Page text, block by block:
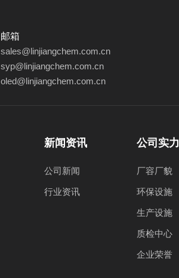
邮箱
sales@linjiangchem.com.cn
syp@linjiangchem.com.cn
oled@linjiangchem.com.cn
新闻资讯
公司新闻
行业资讯
公司实力
厂容厂貌
环保设施
生产设施
质检中心
企业荣誉